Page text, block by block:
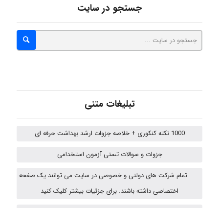
hosein abdolvand
Kati
emami
abolfazlkoshehe
جستجو در سایت
تبلیغات متنی
1000 نکته کنکوری + خلاصه جزوات ارشد بهداشت حرفه ای
جزوات و سوالات تستی آزمون استخدامی
تمام شرکت های دولتی و خصوصی در سایت می توانند یک صفحه
اختصاصی داشته باشند. برای جزئیات بیشتر کلیک کنید